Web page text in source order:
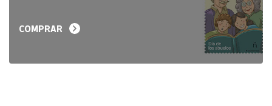
COMPRAR